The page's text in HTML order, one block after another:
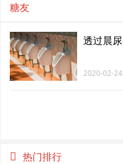
糖友
透过晨
2020-02-24
热门排行